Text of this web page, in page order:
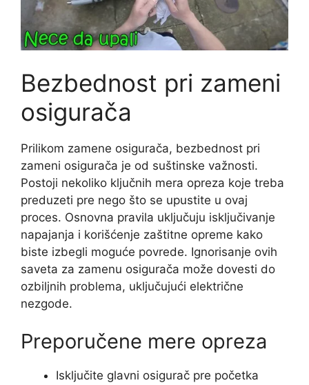
Bezbednost pri zameni
osigurača
Prilikom zamene osigurača, bezbednost pri
zameni osigurača je od suštinske važnosti.
Postoji nekoliko ključnih mera opreza koje treba
preduzeti pre nego što se upustite u ovaj
proces. Osnovna pravila uključuju isključivanje
napajanja i korišćenje zaštitne opreme kako
biste izbegli moguće povrede. Ignorisanje ovih
saveta za zamenu osigurača može dovesti do
ozbiljnih problema, uključujući električne
nezgode.
Preporučene mere opreza
Isključite glavni osigurač pre početka